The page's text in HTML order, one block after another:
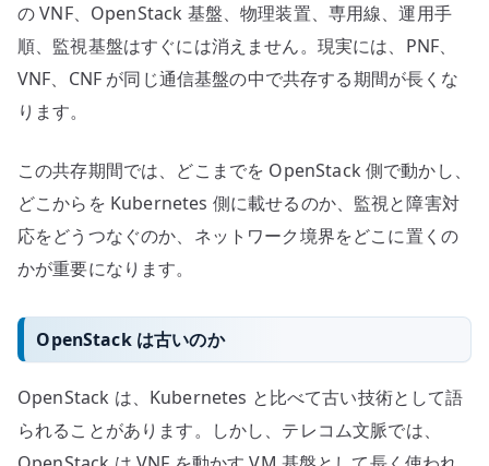
の VNF、OpenStack 基盤、物理装置、専用線、運用手
順、監視基盤はすぐには消えません。現実には、PNF、
VNF、CNF が同じ通信基盤の中で共存する期間が長くな
ります。
この共存期間では、どこまでを OpenStack 側で動かし、
どこからを Kubernetes 側に載せるのか、監視と障害対
応をどうつなぐのか、ネットワーク境界をどこに置くの
かが重要になります。
OpenStack は古いのか
OpenStack は、Kubernetes と比べて古い技術として語
られることがあります。しかし、テレコム文脈では、